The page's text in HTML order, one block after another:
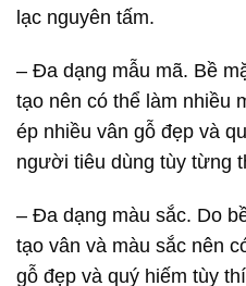
lạc nguyên tấm.
– Đa dạng mẫu mã. Bề
tạo nên có thể làm nhiều
ép nhiều vân gỗ đẹp và
người tiêu dùng tùy từng
– Đa dạng màu sắc. Do
tạo vân và màu sắc nên
gỗ đẹp và quý hiếm tùy